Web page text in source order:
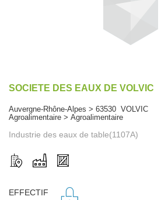
SOCIETE DES EAUX DE VOLVIC
Auvergne-Rhône-Alpes > 63530 VOLVIC
Agroalimentaire > Agroalimentaire
Industrie des eaux de table(1107A)
EFFECTIF